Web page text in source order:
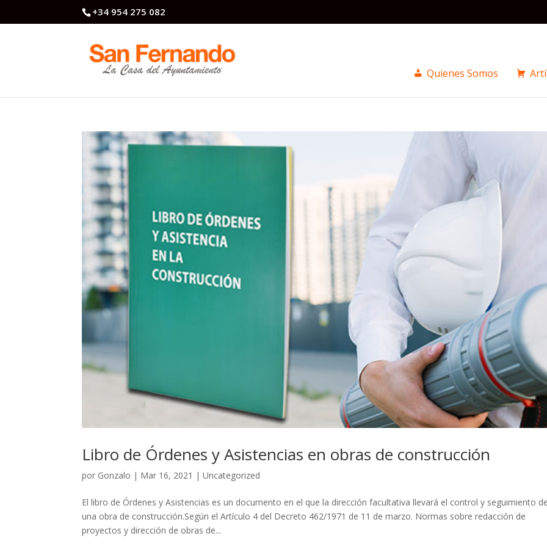
+34 954 275 082
Quienes Somos
Libro de Órdenes y Asistencias en obras de construcción
por Gonzalo | Mar 16, 2021 |Uncategorized
El libro de Órdenes y Asistencias es un documento en el que la dirección facultativa llevará el control y seguimiento
una obra de construcción.Según el Artículo 4 del Decreto 462/1971 de 11 de marzo. Normas sobre redacción de
proyectos y dirección de obras de...